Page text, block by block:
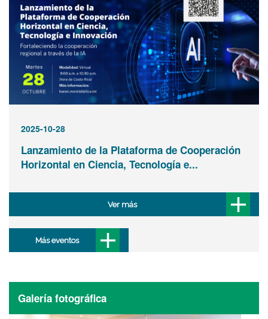
2025-10-28
Lanzamiento de la Plataforma de Cooperación
Horizontal en Ciencia, Tecnología e...
Ver más
Más eventos
Galería fotográfica